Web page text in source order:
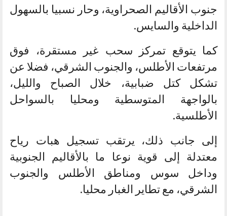
جنوب الأقاليم الصحراوية، وحار نسبيا بالسهول
الداخلية والسايس.
كما يتوقع تمركز سحب غير مستقرة، فوق
مرتفعات الأطلس، والجنوب الشرقي، فضلا عن
تشكل كتل ضبابية، خلال الصباح والليل،
بالواجهة المتوسطية ومحليا بالسواحل
الأطلسية.
إلى جانب ذلك، يرتقب تسجيل هبات رياح
معتدلة إلى قوية نوعا ما بالأقاليم الجنوبية
وداخل سوس ومناطق الأطلس والجنوب
الشرقي، مع تطاير الغبار محليا.